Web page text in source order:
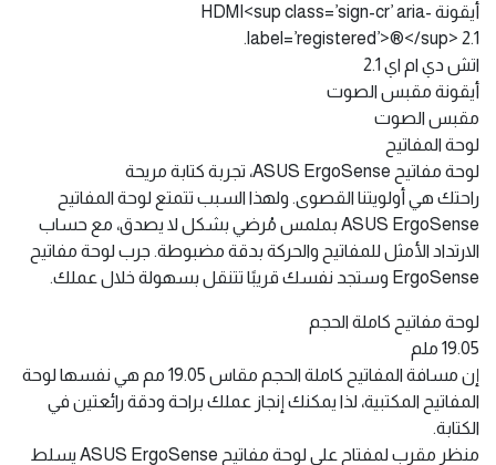
أيقونة HDMI<sup class=’sign-cr’ aria-
label=’registered’>®</sup> 2.1.
اتش دي ام اي 2.1
أيقونة مقبس الصوت
مقبس الصوت
لوحة المفاتيح
لوحة مفاتيح ASUS ErgoSense، تجربة كتابة مريحة
راحتك هي أولويتنا القصوى. ولهذا السبب تتمتع لوحة المفاتيح
ASUS ErgoSense بملمس مُرضي بشكل لا يصدق، مع حساب
الارتداد الأمثل للمفاتيح والحركة بدقة مضبوطة. جرب لوحة مفاتيح
ErgoSense وستجد نفسك قريبًا تتنقل بسهولة خلال عملك.
لوحة مفاتيح كاملة الحجم
19.05 ملم
إن مسافة المفاتيح كاملة الحجم مقاس 19.05 مم هي نفسها لوحة
المفاتيح المكتبية، لذا يمكنك إنجاز عملك براحة ودقة رائعتين في
الكتابة.
منظر مقرب لمفتاح على لوحة مفاتيح ASUS ErgoSense يسلط